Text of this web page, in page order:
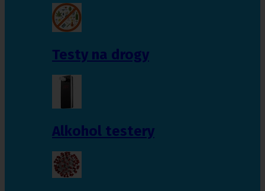
Testy na drogy
Alkohol testery